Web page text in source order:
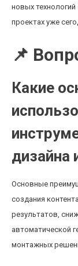
новых
проектах уже
📌
Какие
дизайна
Основные
создания
результатов,
автоматической
монтажных